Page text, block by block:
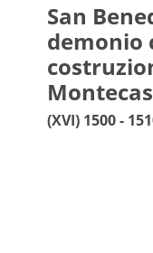
San
demonio
(XVI) 1500 -